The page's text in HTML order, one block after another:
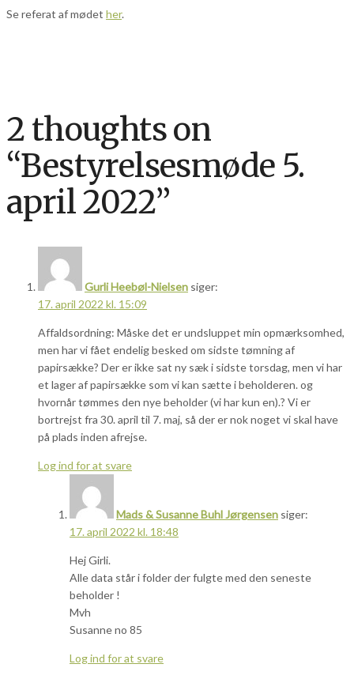
Se referat af mødet her.
2 thoughts on
“Bestyrelsesmøde 5.
april 2022”
Gurli Heebøl-Nielsen siger:
17. april 2022 kl. 15:09
Affaldsordning: Måske det er undsluppet min opmærksomhed,
men har vi fået endelig besked om sidste tømning af
papirsække? Der er ikke sat ny sæk i sidste torsdag, men vi har
et lager af papirsække som vi kan sætte i beholderen. og
hvornår tømmes den nye beholder (vi har kun en).? Vi er
bortrejst fra 30. april til 7. maj, så der er nok noget vi skal have
på plads inden afrejse.
Log ind for at svare
Mads & Susanne Buhl Jørgensen siger:
17. april 2022 kl. 18:48
Hej Girli.
Alle data står i folder der fulgte med den seneste
beholder !
Mvh
Susanne no 85
Log ind for at svare